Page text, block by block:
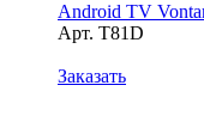
Android TV
Арт. T81D
Заказать